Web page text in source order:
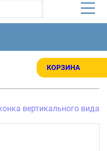
КОРЗИНА